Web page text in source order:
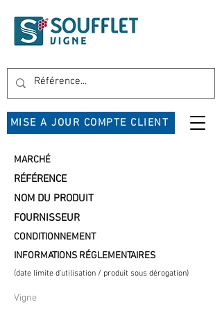
MISE A JOUR COMPTE CLIENT
MARCHÉ
RÉFÉRENCE
NOM DU PRODUIT
FOURNISSEUR
CONDITIONNEMENT
INFORMATIONS RÉGLEMENTAIRES
(date limite d'utilisation / produit sous dérogation)
Vigne